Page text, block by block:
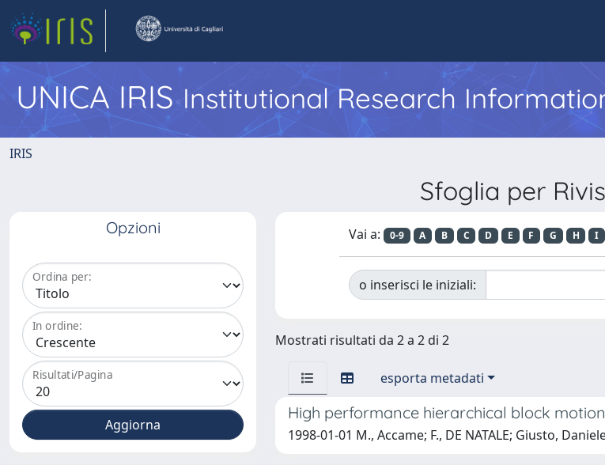
UNICA IRISInstitutional Research
IRIS
Sfoglia per
Opzioni
Ordina per:
In ordine:
Risultati/Pagina
Vai a: 0-9 A B C D E F G H I
o inserisci le iniziali:
Mostrati risultati da 2 a 2 di 2
esporta metadati
High performance hierarchical block
1998-01-01 M., Accame; F., DE NATALE; Giusto,